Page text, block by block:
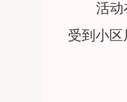
活动在
受到小